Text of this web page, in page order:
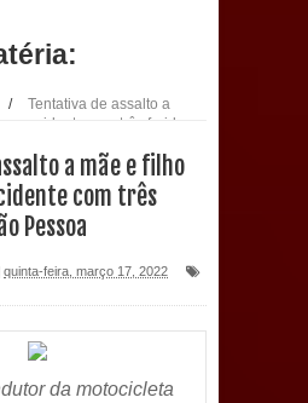
bucal em Marí
faz reunião
para convenção estadual
de Sapé paga salários
mês trabalhado e injeta R$
/
Tentativa de assalto a
acidente com três feridos
a mãe e filho
com três
Pessoa
quinta-feira, março 17, 2022
da motocicleta